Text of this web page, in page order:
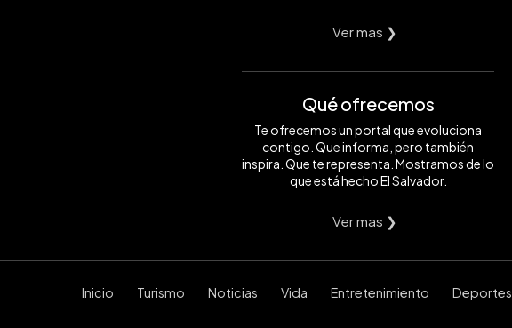
Ver mas ❯
Qué ofrecemos
Te ofrecemos un portal que evoluciona
contigo. Que informa, pero también
inspira. Que te representa. Mostramos de lo
que está hecho El Salvador.
Ver mas ❯
Inicio Turismo Noticias Vida Entretenimiento Deportes